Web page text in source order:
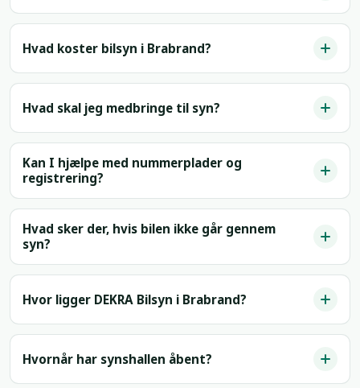
Hvad koster bilsyn i Brabrand?
Hvad skal jeg medbringe til syn?
Kan I hjælpe med nummerplader og
registrering?
Hvad sker der, hvis bilen ikke går gennem
syn?
Hvor ligger DEKRA Bilsyn i Brabrand?
Hvornår har synshallen åbent?